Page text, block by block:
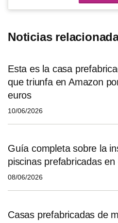
Noticias
Esta es la casa
que triunfa en Amazon
euros
10/06/2026
Guía completa sobre la
piscinas prefabricadas
08/06/2026
Casas prefabricadas de